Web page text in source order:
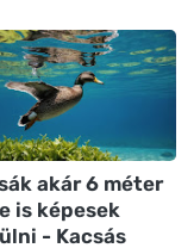
akár 6 méter
is képesek
- Kacsás